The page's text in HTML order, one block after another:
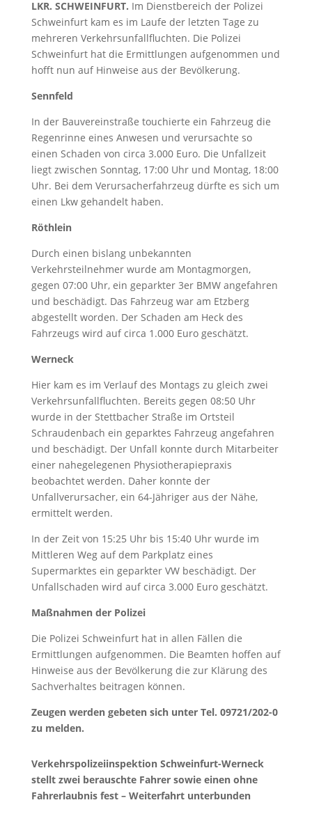
LKR. SCHWEINFURT. Im Dienstbereich der Polizei
Schweinfurt kam es im Laufe der letzten Tage zu
mehreren Verkehrsunfallfluchten. Die Polizei
Schweinfurt hat die Ermittlungen aufgenommen und
hofft nun auf Hinweise aus der Bevölkerung.
Sennfeld
In der Bauvereinstraße touchierte ein Fahrzeug die
Regenrinne eines Anwesen und verursachte so
einen Schaden von circa 3.000 Euro. Die Unfallzeit
liegt zwischen Sonntag, 17:00 Uhr und Montag, 18:00
Uhr. Bei dem Verursacherfahrzeug dürfte es sich um
einen Lkw gehandelt haben.
Röthlein
Durch einen bislang unbekannten
Verkehrsteilnehmer wurde am Montagmorgen,
gegen 07:00 Uhr, ein geparkter 3er BMW angefahren
und beschädigt. Das Fahrzeug war am Etzberg
abgestellt worden. Der Schaden am Heck des
Fahrzeugs wird auf circa 1.000 Euro geschätzt.
Werneck
Hier kam es im Verlauf des Montags zu gleich zwei
Verkehrsunfallfluchten. Bereits gegen 08:50 Uhr
wurde in der Stettbacher Straße im Ortsteil
Schraudenbach ein geparktes Fahrzeug angefahren
und beschädigt. Der Unfall konnte durch Mitarbeiter
einer nahegelegenen Physiotherapiepraxis
beobachtet werden. Daher konnte der
Unfallverursacher, ein 64-Jähriger aus der Nähe,
ermittelt werden.
In der Zeit von 15:25 Uhr bis 15:40 Uhr wurde im
Mittleren Weg auf dem Parkplatz eines
Supermarktes ein geparkter VW beschädigt. Der
Unfallschaden wird auf circa 3.000 Euro geschätzt.
Maßnahmen der Polizei
Die Polizei Schweinfurt hat in allen Fällen die
Ermittlungen aufgenommen. Die Beamten hoffen auf
Hinweise aus der Bevölkerung die zur Klärung des
Sachverhaltes beitragen können.
Zeugen werden gebeten sich unter Tel. 09721/202-0
zu melden.
Verkehrspolizeiinspektion Schweinfurt-Werneck
stellt zwei berauschte Fahrer sowie einen ohne
Fahrerlaubnis fest – Weiterfahrt unterbunden